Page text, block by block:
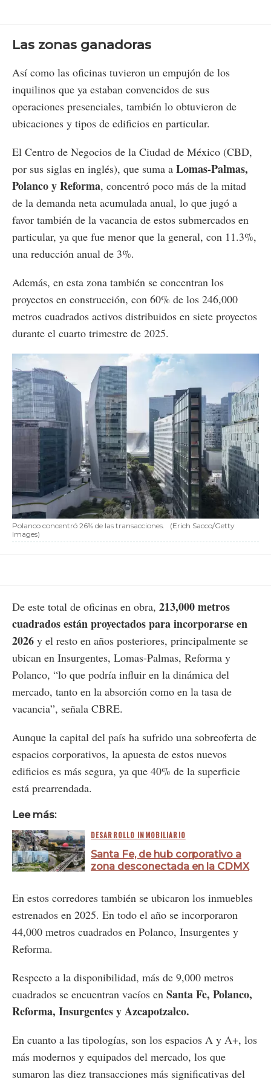
Las zonas ganadoras
Así como las oficinas tuvieron un empujón de los
inquilinos que ya estaban convencidos de sus
operaciones presenciales, también lo obtuvieron de
ubicaciones y tipos de edificios en particular.
El Centro de Negocios de la Ciudad de México (CBD,
por sus siglas en inglés), que suma a Lomas-Palmas,
Polanco y Reforma, concentró poco más de la mitad
de la demanda neta acumulada anual, lo que jugó a
favor también de la vacancia de estos submercados en
particular, ya que fue menor que la general, con 11.3%,
una reducción anual de 3%.
Además, en esta zona también se concentran los
proyectos en construcción, con 60% de los 246,000
metros cuadrados activos distribuidos en siete proyectos
durante el cuarto trimestre de 2025.
Polanco concentró 26% de las transacciones.
(Erich Sacco/Getty
Images)
De este total de oficinas en obra, 213,000 metros
cuadrados están proyectados para incorporarse en
2026 y el resto en años posteriores, principalmente se
ubican en Insurgentes, Lomas-Palmas, Reforma y
Polanco, “lo que podría influir en la dinámica del
mercado, tanto en la absorción como en la tasa de
vacancia”, señala CBRE.
Aunque la capital del país ha sufrido una sobreoferta de
espacios corporativos, la apuesta de estos nuevos
edificios es más segura, ya que 40% de la superficie
está prearrendada.
Lee más:
DESARROLLO INMOBILIARIO
Santa Fe, de hub corporativo a
zona desconectada en la CDMX
En estos corredores también se ubicaron los inmuebles
estrenados en 2025. En todo el año se incorporaron
44,000 metros cuadrados en Polanco, Insurgentes y
Reforma.
Respecto a la disponibilidad, más de 9,000 metros
cuadrados se encuentran vacíos en Santa Fe, Polanco,
Reforma, Insurgentes y Azcapotzalco.
En cuanto a las tipologías, son los espacios A y A+, los
más modernos y equipados del mercado, los que
sumaron las diez transacciones más significativas del